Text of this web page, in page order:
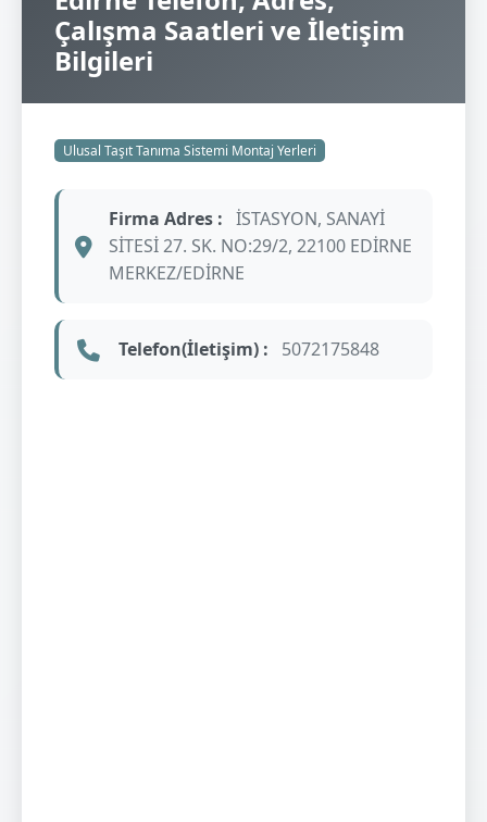
Çalışma Saatleri ve İletişim
Bilgileri
Ulusal Taşıt Tanıma Sistemi Montaj Yerleri
Firma Adres : İSTASYON, SANAYİ
SİTESİ 27. SK. NO:29/2, 22100 EDİRNE
MERKEZ/EDİRNE
Telefon(İletişim) : 5072175848